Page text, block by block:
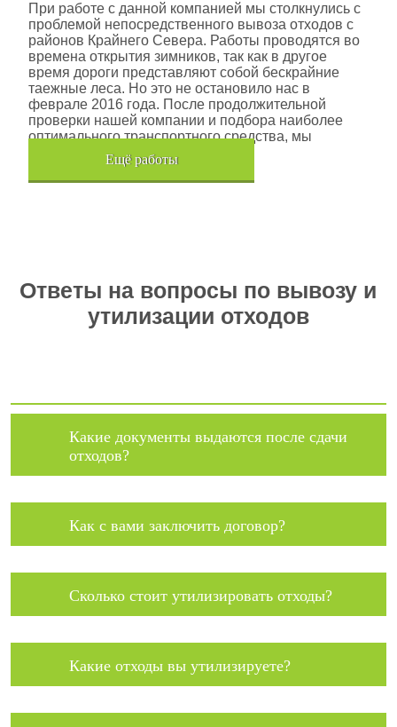
При работе с данной компанией мы столкнулись с
проблемой непосредственного вывоза отходов с
районов Крайнего Севера. Работы проводятся во
времена открытия зимников, так как в другое
время дороги представляют собой бескрайние
таежные леса. Но это не остановило нас в
феврале 2016 года. После продолжительной
проверки нашей компании и подбора наиболее
оптимального транспортного средства, мы
помогли данной компании.
Eщё работы
Ответы на вопросы по вывозу и
утилизации отходов
Какие документы выдаются после сдачи
отходов?
Как с вами заключить договор?
Сколько стоит утилизировать отходы?
Какие отходы вы утилизируете?